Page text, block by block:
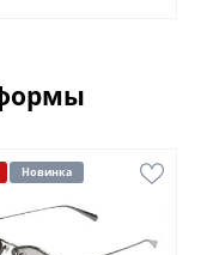
Новинка